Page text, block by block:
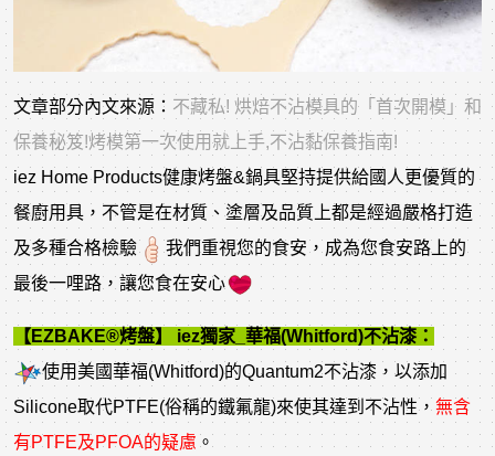
文章部分內文來源： 不藏私! 烘焙不沾模具的「首次開模」和
保養秘笈!烤模第一次使用就上手,不沾黏保養指南!
iez Home Products健康烤盤&鍋具堅持提供給國人更優質的
餐廚用具，不管是在材質、塗層及品質上都是經過嚴格打造
及多種合格檢驗
我們重視您的食安，成為您食安路上的
最後一哩路，讓您食在安心
【EZBAKE®烤盤】 iez獨家_華福(Whitford)不沾漆：
使用美國華福(Whitford)的Quantum2不沾漆，以添加
Silicone取代PTFE(俗稱的鐵氟龍)來使其達到不沾性，無含
有PTFE及PFOA的疑慮 。